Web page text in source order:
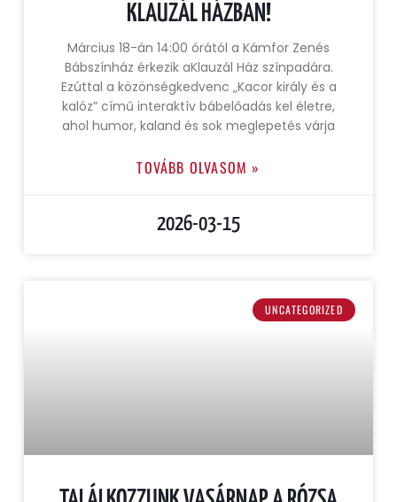
KLAUZÁL HÁZBAN!
Március 18-án 14:00 órától a Kámfor Zenés
Bábszínház érkezik aKlauzál Ház színpadára.
Ezúttal a közönségkedvenc „Kacor király és a
kalóz” című interaktív bábelőadás kel életre,
ahol humor, kaland és sok meglepetés várja
TOVÁBB OLVASOM »
2026-03-15
UNCATEGORIZED